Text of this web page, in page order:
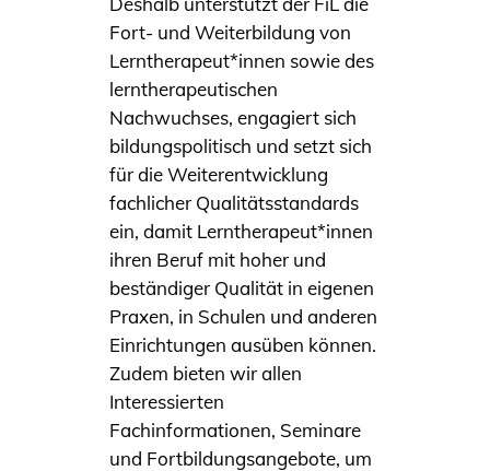
Fort- und Weiterbildung von
Lerntherapeut*innen sowie des
lerntherapeutischen
Nachwuchses, engagiert sich
bildungspolitisch und setzt sich
für die Weiterentwicklung
fachlicher Qualitätsstandards
ein, damit Lerntherapeut*innen
ihren Beruf mit hoher und
beständiger Qualität in eigenen
Praxen, in Schulen und anderen
Einrichtungen ausüben können.
Zudem bieten wir allen
Interessierten
Fachinformationen, Seminare
und Fortbildungsangebote, um